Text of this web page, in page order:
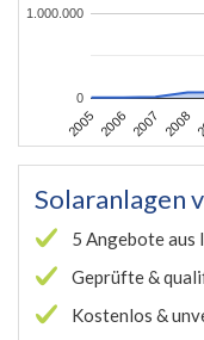
2005 2006 2007 2008
0
1.000.000
Solaranlagen
5 Angebote aus
Geprüfte &
Kostenlos &